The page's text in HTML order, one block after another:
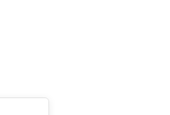
stoffen kunt u lezen via